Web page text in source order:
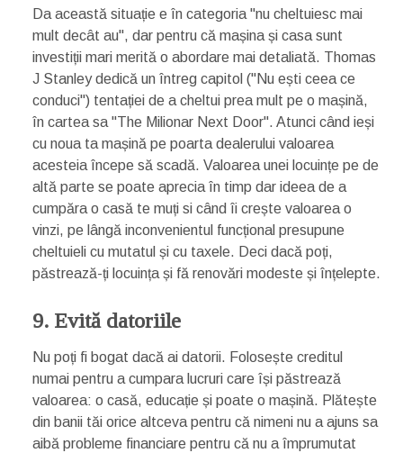
Da această situație e în categoria "nu cheltuiesc mai
mult decât au", dar pentru că mașina și casa sunt
investiții mari merită o abordare mai detaliată. Thomas
J Stanley dedică un întreg capitol ("Nu ești ceea ce
conduci") tentației de a cheltui prea mult pe o mașină,
în cartea sa "The Milionar Next Door". Atunci când ieși
cu noua ta mașină pe poarta dealerului valoarea
acesteia începe să scadă. Valoarea unei locuințe pe de
altă parte se poate aprecia în timp dar ideea de a
cumpăra o casă te muți si când îi crește valoarea o
vinzi, pe lângă inconvenientul funcțional presupune
cheltuieli cu mutatul și cu taxele. Deci dacă poți,
păstrează-ți locuința și fă renovări modeste și înțelepte.
9. Evită datoriile
Nu poți fi bogat dacă ai datorii. Folosește creditul
numai pentru a cumpara lucruri care își păstrează
valoarea: o casă, educație și poate o mașină. Plătește
din banii tăi orice altceva pentru că nimeni nu a ajuns sa
aibă probleme financiare pentru că nu a împrumutat